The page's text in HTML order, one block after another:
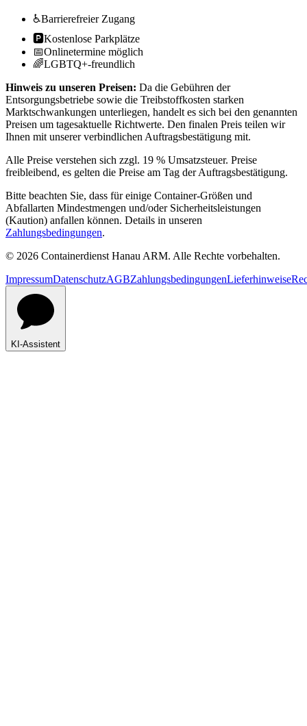
♿Barrierefreier Zugang
🅿️Kostenlose Parkplätze
📅Onlinetermine möglich
🌈LGBTQ+-freundlich
Hinweis zu unseren Preisen: Da die Gebühren der
Entsorgungsbetriebe sowie die Treibstoffkosten starken
Marktschwankungen unterliegen, handelt es sich bei den genannten
Preisen um tagesaktuelle Richtwerte. Den finalen Preis teilen wir
Ihnen mit unserer verbindlichen Auftragsbestätigung mit.
Alle Preise verstehen sich zzgl. 19 % Umsatzsteuer. Preise
freibleibend, es gelten die Preise am Tag der Auftragsbestätigung.
Bitte beachten Sie, dass für einige Container-Größen und
Abfallarten Mindestmengen und/oder Sicherheitsleistungen
(Kaution) anfallen können. Details in unseren
Zahlungsbedingungen.
© 2026 Containerdienst Hanau ARM. Alle Rechte vorbehalten.
ImpressumDatenschutzAGBZahlungsbedingungenLieferhinweise
KI-Assistent